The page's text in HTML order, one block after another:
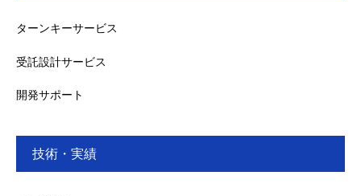
ターンキーサービス
受託設計サービス
開発サポート
技術・実績